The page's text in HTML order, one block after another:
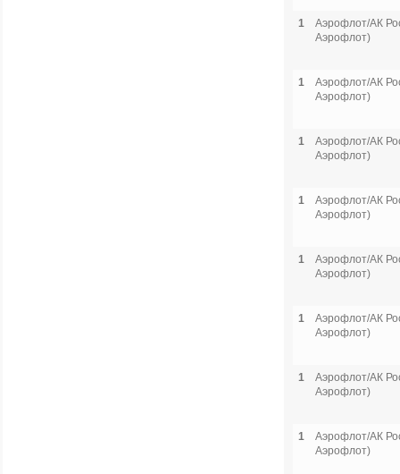
1
Аэрофлот/АК
Аэрофлот)
1
Аэрофлот/АК
Аэрофлот)
1
Аэрофлот/АК
Аэрофлот)
1
Аэрофлот/АК
Аэрофлот)
1
Аэрофлот/АК
Аэрофлот)
1
Аэрофлот/АК
Аэрофлот)
1
Аэрофлот/АК
Аэрофлот)
1
Аэрофлот/АК
Аэрофлот)